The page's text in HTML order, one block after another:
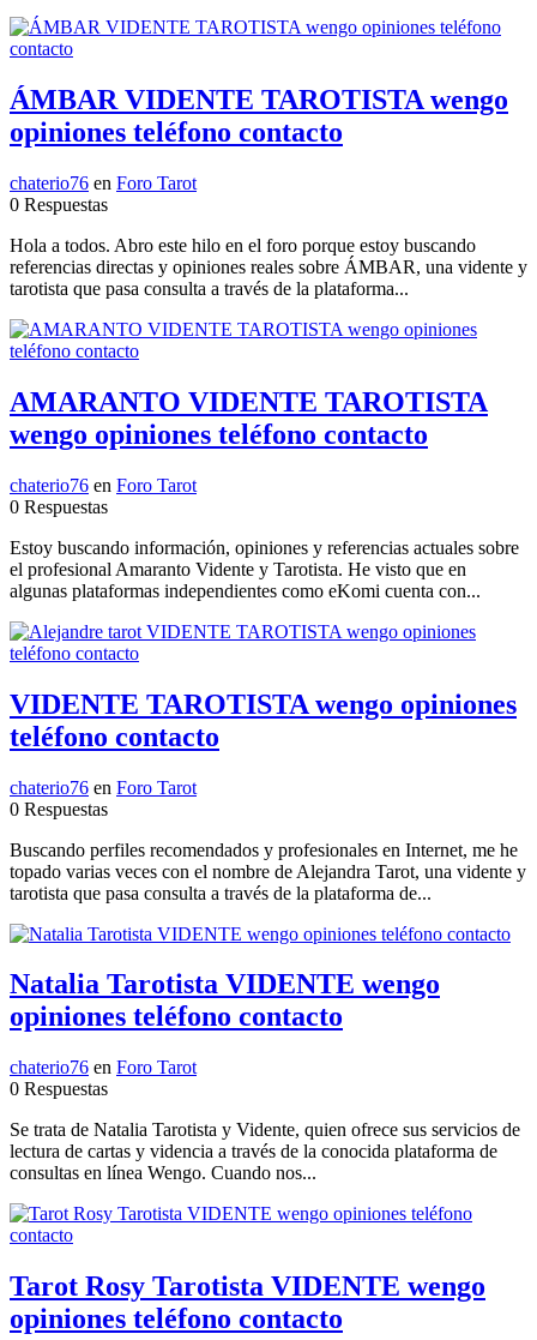
ÁMBAR VIDENTE TAROTISTA wengo
opiniones teléfono contacto
chaterio76 en Foro Tarot
0 Respuestas
Hola a todos. Abro este hilo en el foro porque estoy buscando
referencias directas y opiniones reales sobre ÁMBAR, una vidente y
tarotista que pasa consulta a través de la plataforma...
AMARANTO VIDENTE TAROTISTA
wengo opiniones teléfono contacto
chaterio76 en Foro Tarot
0 Respuestas
Estoy buscando información, opiniones y referencias actuales sobre
el profesional Amaranto Vidente y Tarotista. He visto que en
algunas plataformas independientes como eKomi cuenta con...
VIDENTE TAROTISTA wengo opiniones
teléfono contacto
chaterio76 en Foro Tarot
0 Respuestas
Buscando perfiles recomendados y profesionales en Internet, me he
topado varias veces con el nombre de Alejandra Tarot, una vidente y
tarotista que pasa consulta a través de la plataforma de...
Natalia Tarotista VIDENTE wengo
opiniones teléfono contacto
chaterio76 en Foro Tarot
0 Respuestas
Se trata de Natalia Tarotista y Vidente, quien ofrece sus servicios de
lectura de cartas y videncia a través de la conocida plataforma de
consultas en línea Wengo. Cuando nos...
Tarot Rosy Tarotista VIDENTE wengo
opiniones teléfono contacto